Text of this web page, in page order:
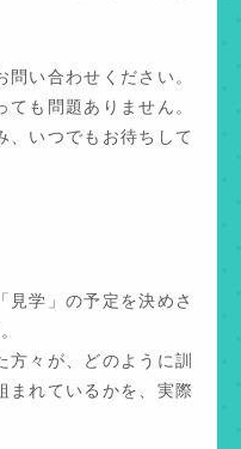
い合わせください。
も問題ありません。
、いつでもお待ちして
見学」の予定を決めさ
方々が、どのように訓
まれているかを、実際